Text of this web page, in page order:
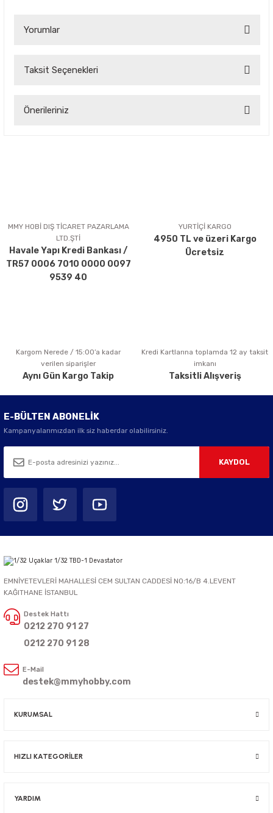
Yorumlar
Taksit Seçenekleri
Önerileriniz
Ürün açıklamasında eksik bilgiler bulunuyor.
Ürün bilgilerinde hatalar bulunuyor.
Ürün fiyatı diğer sitelerden daha pahalı.
Bu ürüne benzer farklı alternatifler olmalı.
Gönder
MMY HOBİ DIŞ TİCARET PAZARLAMA
LTD.ŞTİ
Havale Yapı Kredi Bankası /
TR57 0006 7010 0000 0097
9539 40
YURTİÇİ KARGO
4950 TL ve üzeri Kargo
Ücretsiz
Kargom Nerede / 15:00’a kadar
verilen siparişler
Aynı Gün Kargo Takip
Kredi Kartlarına toplamda 12 ay taksit
imkanı
Taksitli Alışveriş
E-BÜLTEN ABONELİK
Kampanyalarımızdan ilk siz haberdar olabilirsiniz.
KAYDOL
EMNİYETEVLERİ MAHALLESİ CEM SULTAN CADDESİ NO:16/B 4.LEVENT
KAĞITHANE İSTANBUL
Destek Hattı
0212 270 91 27
0212 270 91 28
E-Mail
destek@mmyhobby.com
KURUMSAL
HIZLI KATEGORİLER
YARDIM